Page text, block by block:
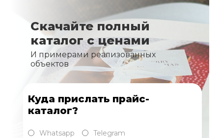
Скачайте полный
каталог с ценами
И примерами реализованных
объектов
Куда прислать прайс-
каталог?
Whatsapp Telegram